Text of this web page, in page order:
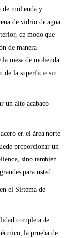
de molienda y
de vidrio de agua
de modo que
de manera
mesa de molienda
de la superficie sin
un alto acabado
en el área norte
proporcionar un
sino también
para usted.
el Sistema de
completa de
la prueba de